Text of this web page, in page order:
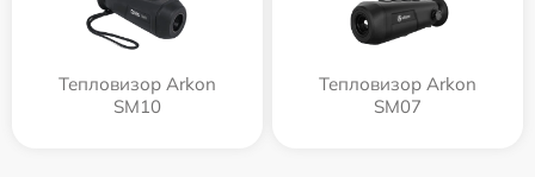
Тепловизор Arkon
SM10
Тепловизор Arkon
SM07